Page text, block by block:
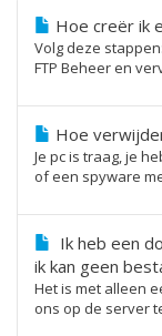
Hoe creër ik
Volg deze
FTP Beheer en
Hoe
Je pc is traag, je
of een spyware
Ik heb een
ik kan geen
Het is met alleen
ons op de server